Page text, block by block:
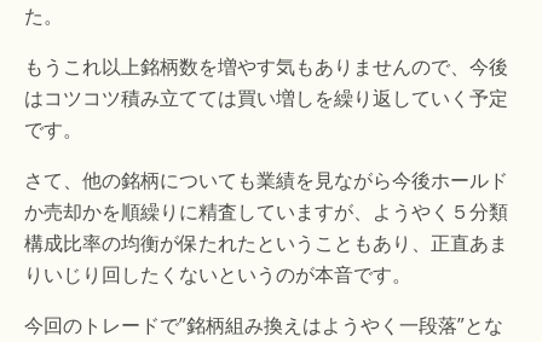
た。
もうこれ以上銘柄数を増やす気もありませんので、今後
はコツコツ積み立てては買い増しを繰り返していく予定
です。
さて、他の銘柄についても業績を見ながら今後ホールド
か売却かを順繰りに精査していますが、ようやく５分類
構成比率の均衡が保たれたということもあり、正直あま
りいじり回したくないというのが本音です。
今回のトレードで”銘柄組み換えはようやく一段落”とな